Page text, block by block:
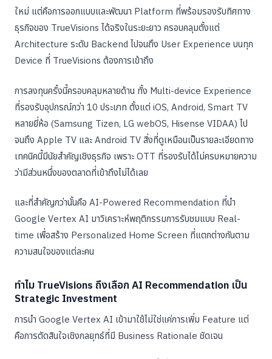
ใหม่ แต่คือการออกแบบและพัฒนา Platform ที่พร้อมรองรับทิศทาง
ธุรกิจของ TrueVisions ได้จริงในระยะยาว ครอบคลุมตั้งแต่
Architecture ระดับ Backend ไปจนถึง User Experience บนทุก
Device ที่ TrueVisions ต้องการเข้าถึง
การลงทุนครั้งนี้ครอบคลุมหลายด้าน ทั้ง Multi-device Experience
ที่รองรับอุปกรณ์กว่า 10 ประเภท ตั้งแต่ iOS, Android, Smart TV
หลายยี่ห้อ (Samsung Tizen, LG webOS, Hisense VIDAA) ไป
จนถึง Apple TV และ Android TV สิ่งที่ดูเหมือนเป็นรายละเอียดทาง
เทคนิคนี้มีนัยสำคัญเชิงธุรกิจ เพราะ OTT ที่รองรับได้ไม่ครบหมายความ
ว่ามีส่วนหนึ่งของตลาดที่เข้าถึงไม่ได้เลย
และที่สำคัญกว่านั้นคือ AI-Powered Recommendation ที่นำ
Google Vertex AI มาวิเคราะห์พฤติกรรมการรับชมแบบ Real-
time เพื่อสร้าง Personalized Home Screen ที่แตกต่างกันตาม
ความสนใจของแต่ละคน
ทำไม TrueVisions ถึงเลือก AI Recommendation เป็น
Strategic Investment
การนำ Google Vertex AI เข้ามาใช้ไม่ใช่แค่การเพิ่ม Feature แต่
คือการตัดสินใจเชิงกลยุทธ์ที่มี Business Rationale ชัดเจน